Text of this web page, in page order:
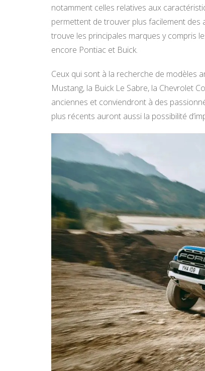
notamment celles relatives aux
permettent de trouver plus facilement
trouve les principales marques y compris
encore Pontiac et Buick.
Ceux qui sont à la recherche de modèles
Mustang, la Buick Le Sabre, la Chevrolet
anciennes et conviendront à des
plus récents auront aussi la possibilité